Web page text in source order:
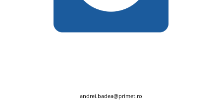
andrei.badea@primet.ro